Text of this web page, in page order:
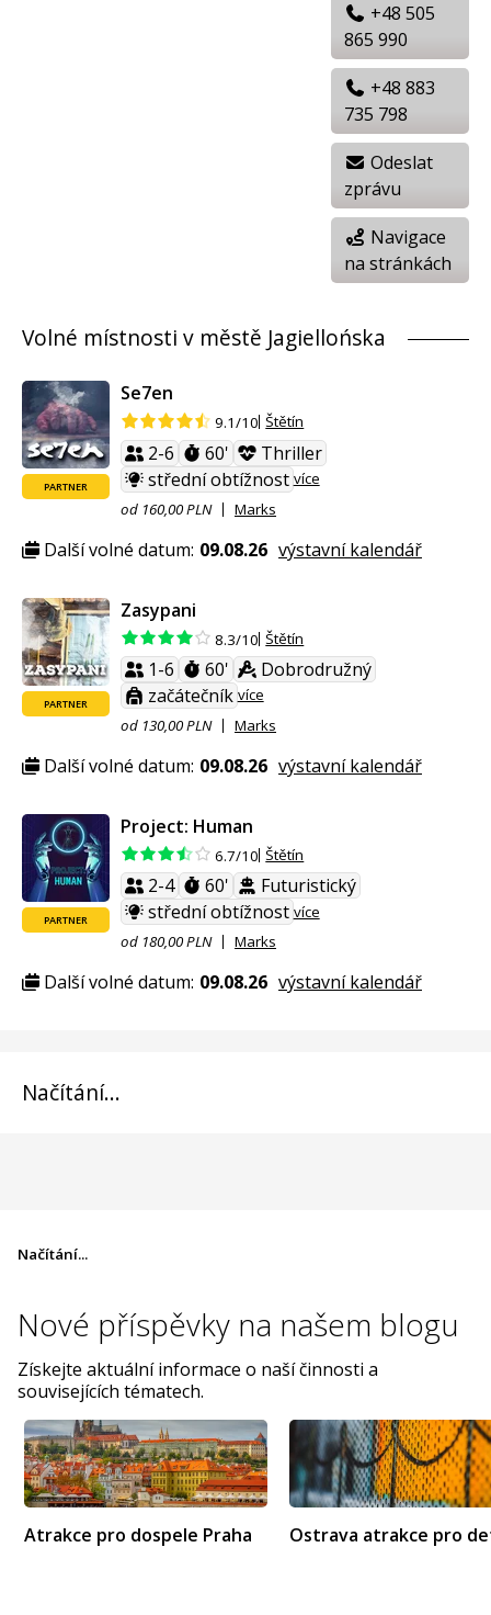
+48 505
865 990
+48 883
735 798
Odeslat
zprávu
Navigace
na stránkách
Volné místnosti v městě Jagiellońska
PARTNER
Se7en
9.1/10 Štětín
2-6 60'
Thriller
střední obtížnost více
od 160,00 PLN
Marks
Další volné datum: 09.08.26 výstavní kalendář
PARTNER
Zasypani
8.3/10 Štětín
1-6 60'
Dobrodružný
začátečník více
od 130,00 PLN
Marks
Další volné datum: 09.08.26 výstavní kalendář
PARTNER
Project: Human
6.7/10 Štětín
2-4 60'
Futuristický
střední obtížnost více
od 180,00 PLN
Marks
Další volné datum: 09.08.26 výstavní kalendář
Načítání...
Načítání...
Nové příspěvky na našem blogu
Získejte aktuální informace o naší činnosti a
souvisejících tématech.
Atrakce pro dospele Praha Ostrava atrakce pro